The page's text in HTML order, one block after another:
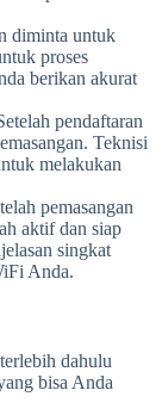
diminta untuk
proses
berikan akurat
pendaftaran
Teknisi
melakukan
pemasangan
aktif dan siap
singkat
Anda.
dahulu
bisa Anda